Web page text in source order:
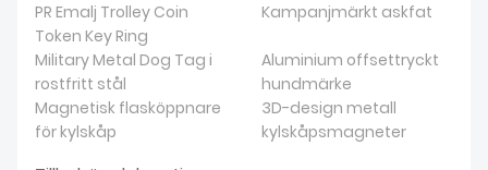
PR Emalj Trolley Coin
Token Key Ring
Kampanjmärkt askfat
Military Metal Dog Tag i
rostfritt stål
Aluminium offsettryckt
hundmärke
Magnetisk flasköppnare
för kylskåp
3D-design metall
kylskåpsmagneter